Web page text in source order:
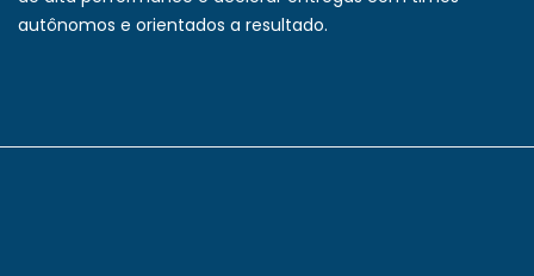
autônomos e orientados a resultado.